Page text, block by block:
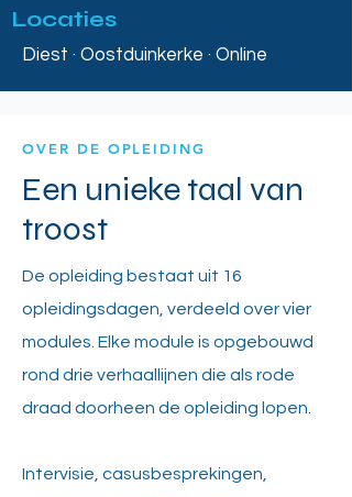
Locaties
Diest · Oostduinkerke · Online
OVER DE OPLEIDING
Een unieke taal van
troost
De opleiding bestaat uit 16
opleidingsdagen, verdeeld over vier
modules. Elke module is opgebouwd
rond drie verhaallijnen die als rode
draad doorheen de opleiding lopen.
Intervisie, casusbesprekingen,